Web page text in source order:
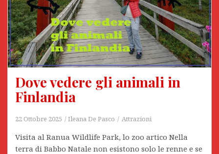
Dove vedere gli animali in
Finlandia
22 Ottobre 2025 Ileana De Pasco Attrazioni
Visita al Ranua Wildlife Park, lo zoo artico Nella
terra di Babbo Natale non esistono solo le renne e se